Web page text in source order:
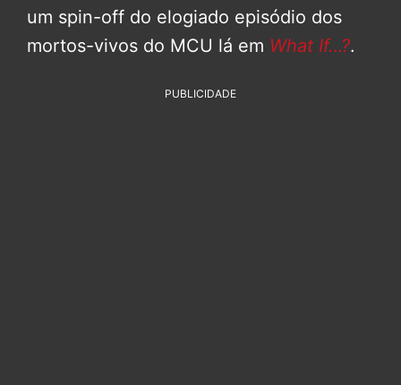
um spin-off do elogiado episódio dos
mortos-vivos do MCU lá em What If…?.
PUBLICIDADE